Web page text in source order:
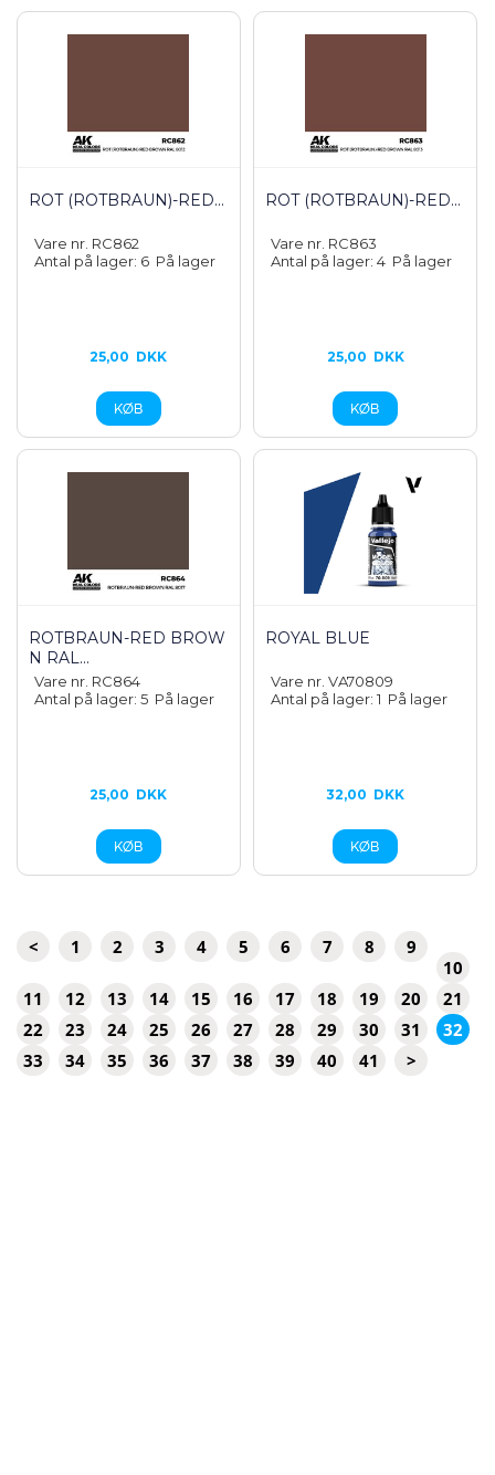
ROT (ROTBRAUN)-RED...
Vare nr. RC862
Antal på lager: 6 På lager
25,00 DKK
ROT (ROTBRAUN)-RED...
Vare nr. RC863
Antal på lager: 4 På lager
25,00 DKK
ROTBRAUN-RED BROW
N RAL...
Vare nr. RC864
Antal på lager: 5 På lager
25,00 DKK
ROYAL BLUE
Vare nr. VA70809
Antal på lager: 1 På lager
32,00 DKK
< 1 2 3 4 5 6 7 8
9
10
11
12 13 14 15 16 17 18 19 20
21
22
23 24 25 26 27 28 29 30 31
32
33
34 35 36 37 38 39 40 41 >